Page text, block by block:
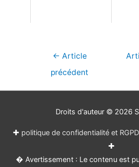
Navigation
← Article
précédent
Droits d'auteur © 2026
✚ politique de confidentialité et RGPD
✚
� Avertissement : Le contenu est